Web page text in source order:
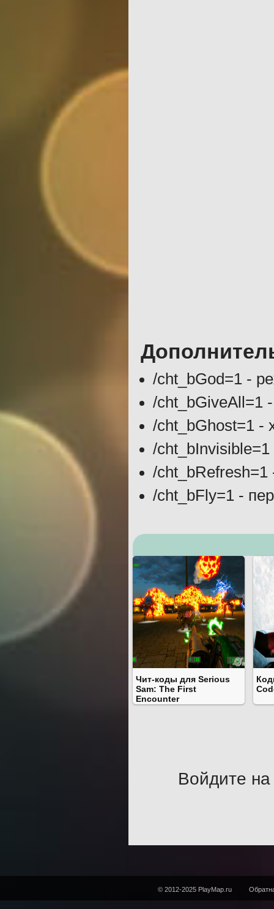
/cht_bGod=1 -
/cht_bGiveAll=1
/cht_bGhost=1 -
/
/cht_bRefresh=1
/cht_bFly=1 -
Чит-коды для Serious
Sam: The First
Encounter
Войдите на
© 2012-2025 PlayMap.ru